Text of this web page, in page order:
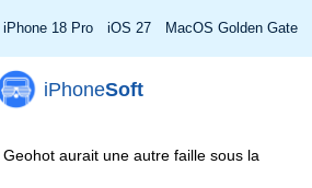
iPhone 18 Pro iOS 27 MacOS Golden Gate
iPhoneSoft
Geohot aurait une autre faille sous la